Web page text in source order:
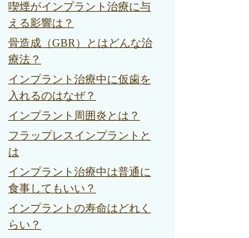
喫煙がインプラント治療に与
える影響は？
骨造成（GBR）とはどんな治
療法？
インプラント治療中に仮歯を
入れるのはなぜ？
インプラント周囲炎とは？
フラップレスインプラントと
は
インプラント治療中は普通に
食事してもいい？
インプラントの寿命はどれく
らい？